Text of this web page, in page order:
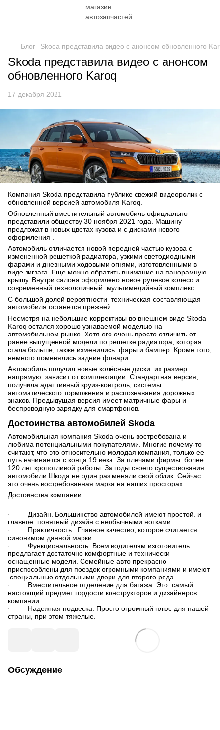
Блог Skoda представила видео с анонсом обновленного
Skoda представила видео с анонсом
обновленного Karoq
17 декабря 2021
Компания Skoda представила публике свежий видеоролик с
обновленной версией автомобиля Karoq.
Обновленный вместительный автомобиль официально
представили обществу 30 ноября 2021 года. Машину
предложат в новых цветах кузова и с дисками нового
оформления .
Автомобиль отличается новой передней частью кузова с
измененной решеткой радиатора, узкими светодиодными
фарами и дневными ходовыми огнями, изготовленными в
виде зигзага. Еще можно обратить внимание на панорамную
крышу. Внутри салона оформлено новое рулевое колесо и
современный технологичный мультимедийный комплекс.
С большой долей вероятности техническая составляющая
автомобиля останется прежней.
Несмотря на небольшие коррективы во внешнем виде Skoda
Karoq остался хорошо узнаваемой моделью на
автомобильном рынке. Хотя его очень просто отличить от
ранее выпущенной модели по решетке радиатора, которая
стала больше, также изменились фары и бампер. Кроме того,
немного поменялись задние фонари.
Автомобиль получил новые колёсные диски их размер
напрямую зависит от комплектации. Стандартная версия,
получила адаптивный круиз-контроль, системы
автоматического торможения и распознавания дорожных
знаков. Предыдущая версия имеет матричные фары и
беспроводную зарядку для смартфонов.
Достоинства автомобилей Skoda
Автомобильная компания Skoda очень востребована и
любима потенциальными покупателями. Многие почему-то
считают, что это относительно молодая компания, только ее
путь начинается с конца 19 века. За плечами фирмы более
120 лет кропотливой работы. За годы своего существования
автомобили Шкода не один раз меняли свой облик. Сейчас
это очень востребованная марка на наших просторах.
Достоинства компании:
· Дизайн. Большинство автомобилей имеют простой, и
главное понятный дизайн с необычными нотками.
· Практичность. Главное качество, которое считается
синонимом данной марки.
· Функциональность. Всем водителям изготовитель
предлагает достаточно комфортные и технически
оснащенные модели. Семейные авто прекрасно
приспособлены для поездок огромными компаниями и имеют
специальные отдельными двери для второго ряда.
· Вместительное отделение для багажа. Это самый
настоящий предмет гордости конструкторов и дизайнеров
компании.
· Надежная подвеска. Просто огромный плюс для нашей
страны, при этом тяжелые.
Обсуждение